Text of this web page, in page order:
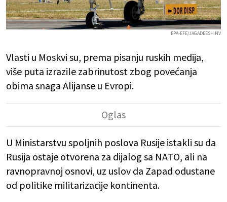
EPA-EFE/JAGADEESH NV
Vlasti u Moskvi su, prema pisanju ruskih medija,
više puta izrazile zabrinutost zbog povećanja
obima snaga Alijanse u Evropi.
U Ministarstvu spoljnih poslova Rusije istakli su da
Rusija ostaje otvorena za dijalog sa NATO, ali na
ravnopravnoj osnovi, uz uslov da Zapad odustane
od politike militarizacije kontinenta.